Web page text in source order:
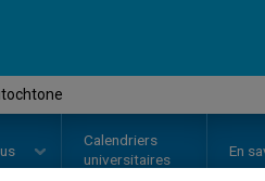
Calendriers
universitaires
En